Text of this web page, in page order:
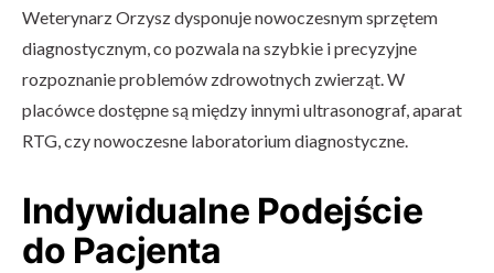
Weterynarz Orzysz dysponuje nowoczesnym sprzętem
diagnostycznym, co pozwala na szybkie i precyzyjne
rozpoznanie problemów zdrowotnych zwierząt. W
placówce dostępne są między innymi ultrasonograf, aparat
RTG, czy nowoczesne laboratorium diagnostyczne.
Indywidualne Podejście
do Pacjenta